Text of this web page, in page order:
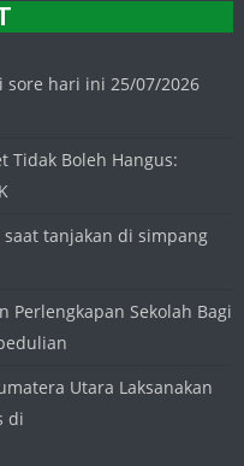
sore hari ini 25/07/2026
Tidak Boleh Hangus:
tanjakan di simpang
Perlengkapan Sekolah Bagi
Utara Laksanakan
di